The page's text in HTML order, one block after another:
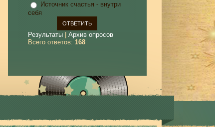
Источник счастья - внутри
себя
Результаты| Архив опросов
Всего ответов: 168